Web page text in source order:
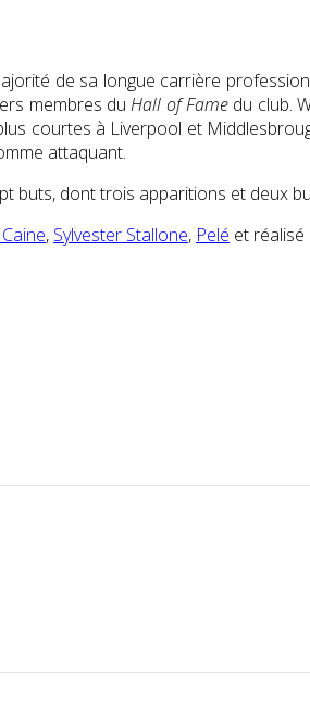
de sa longue carrière
membres duHall of Famedu club.
courtes à Liverpool et
attaquant.
buts, dont trois apparitions et deux
, Sylvester Stallone, Pelé et réalisé